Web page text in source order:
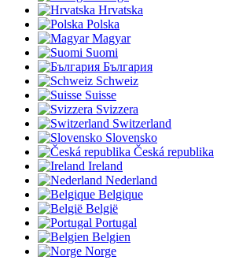
Hrvatska
Polska
Magyar
Suomi
България
Schweiz
Suisse
Svizzera
Switzerland
Slovensko
Česká republika
Ireland
Nederland
Belgique
België
Portugal
Belgien
Norge